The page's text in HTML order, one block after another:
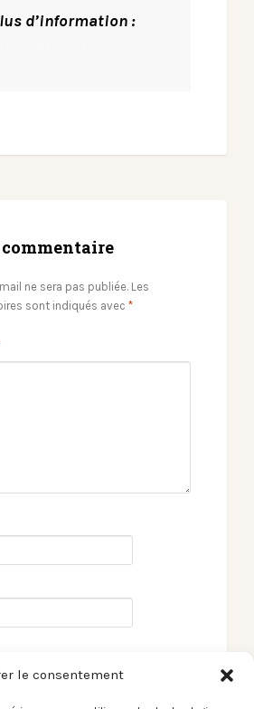
le consentement
d’information :
ne sera pas publiée. Les
sont indiqués avec *